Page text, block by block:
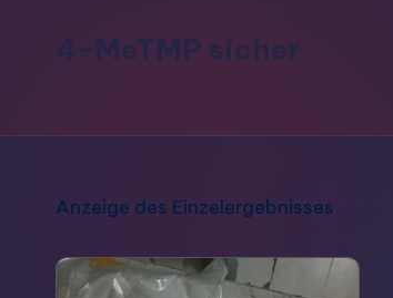
4-MeTMP sicher
Anzeige des Einzelergebnisses